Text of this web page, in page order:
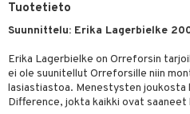
Tuotetieto
Suunnittelu: Erika Lagerbielke
Erika Lagerbielke on Orreforsin
ei ole suunitellut Orreforsille niin
lasiastiastoa. Menestysten
Difference, jokta kaikki ovat
tekstiilit
& Tyynyliinat
& Peitot
& Korit
& Veistokset
& Lyhdyt
tekstiilit
tekstiilit
hyönteissuoja
& Lyhdyt